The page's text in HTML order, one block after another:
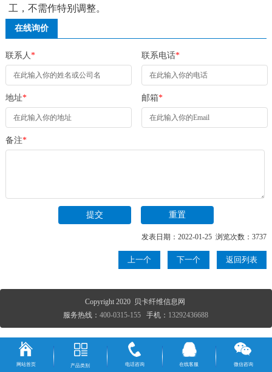
工，不需作特别调整。
在线询价
联系人 * 联系电话*
地址* 邮箱*
备注*
发表日期：2022-01-25 浏览次数：3737
上一个 下一个 返回列表
Copyright 2020 贝卡纤维信息网
服务热线：400-0315-155 手机： 13292436688
网站首页 产品类别 电话咨询 在线客服 微信咨询